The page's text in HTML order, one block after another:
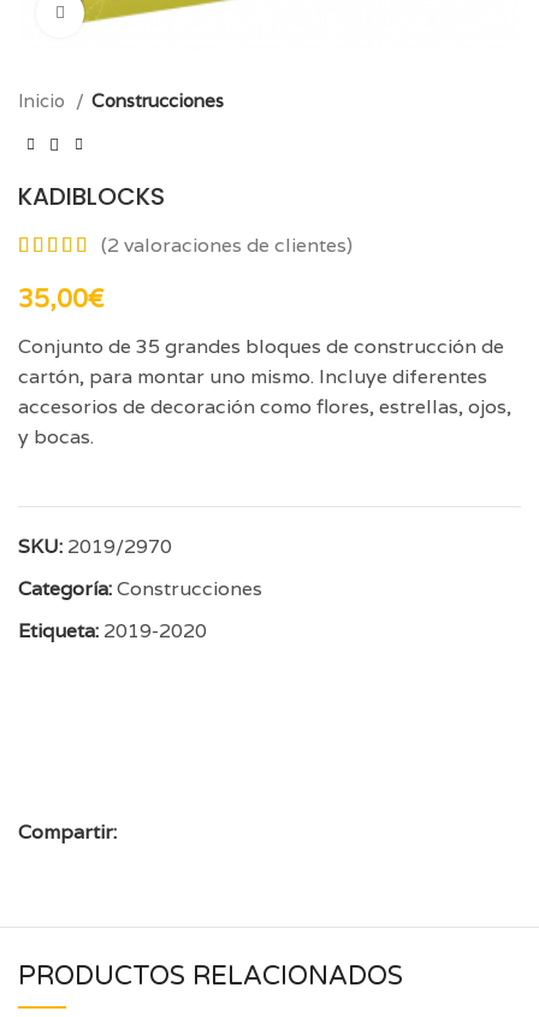
Click para aumentar
Inicio Construcciones
KADIBLOCKS
(2 valoraciones de clientes)
35,00€
Conjunto de 35 grandes bloques de construcción de
cartón, para montar uno mismo. Incluye diferentes
accesorios de decoración como flores, estrellas, ojos,
y bocas.
SKU: 2019/2970
Categoría:Construcciones
Etiqueta: 2019-2020
Compartir:
PRODUCTOS RELACIONADOS